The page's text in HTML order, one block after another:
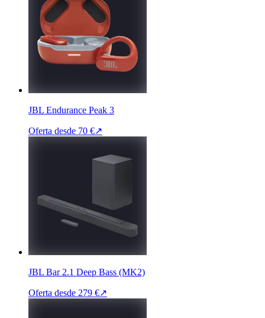
JBL Endurance Peak 3
Oferta desde 70 €↗
JBL Bar 2.1 Deep Bass (MK2)
Oferta desde 279 €↗